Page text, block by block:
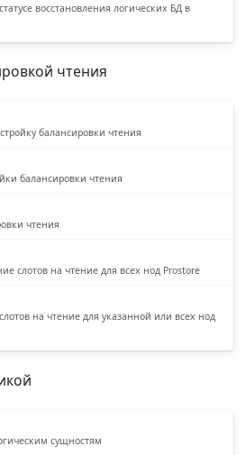
восстановления логических БД в
чтения
балансировки чтения
балансировки чтения
чтения
слотов на чтение для всех нод Prostore
на чтение для указанной или всех нод
сущностям